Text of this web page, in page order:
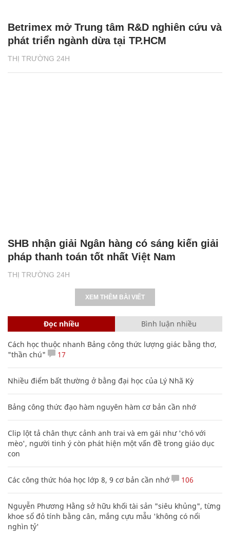
THỊ TRƯỜNG 24H
Betrimex mở Trung tâm R&D nghiên cứu và
phát triển ngành dừa tại TP.HCM
THỊ TRƯỜNG 24H
SHB nhận giải Ngân hàng có sáng kiến giải
pháp thanh toán tốt nhất Việt Nam
XEM THÊM BÀI VIẾT
Đọc nhiều Bình luận nhiều
Cách học thuộc nhanh Bảng công thức lượng giác bằng thơ,
"thần chú"
17
Nhiều điểm bất thường ở bằng đại học của Lý Nhã Kỳ
Bảng công thức đạo hàm nguyên hàm cơ bản cần nhớ
Clip lột tả chân thực cảnh anh trai và em gái như 'chó với
mèo', người tinh ý còn phát hiện một vấn đề trong giáo dục
con
Các công thức hóa học lớp 8, 9 cơ bản cần nhớ 106
Nguyễn Phương Hằng sở hữu khối tài sản "siêu khủng", từng
khoe sổ đỏ tính bằng cân, mắng cựu mẫu 'không có nổi
nghìn tỷ'